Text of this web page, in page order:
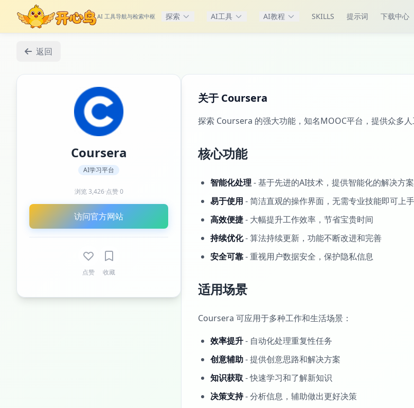
AI 工具导航与检索中枢 探索 AI工具 AI教程 SKILLS 提示词 下载中心
返回
Coursera
AI学习平台
浏览3,426·点赞0
访问官方网站
点赞 收藏
关于 Coursera
探索 Coursera 的强大功能，知名MOOC平台，提供众多
核心功能
智能化处理 - 基于先进的AI技术，提供智能化的解决方案
易于使用 - 简洁直观的操作界面，无需专业技能即可上手
高效便捷- 大幅提升工作效率，节省宝贵时间
持续优化- 算法持续更新，功能不断改进和完善
安全可靠- 重视用户数据安全，保护隐私信息
适用场景
Coursera 可应用于多种工作和生活场景：
效率提升- 自动化处理重复性任务
创意辅助- 提供创意思路和解决方案
知识获取 - 快速学习和了解新知识
决策支持- 分析信息，辅助做出更好决策